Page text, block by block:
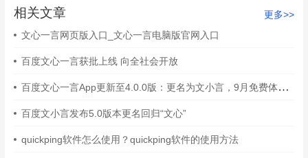
相关文章
更多>>
文心一言网页版入口_文心一言电脑版官网入口
百度文心一言获批上线 向全社会开放
百度文心一言App更新至4.0.0版：更名为文小言，9月免费体验文心4.0大模型
百度文小言发布5.0版本更名回归“文心”
quickping软件怎么使用？quickping软件的使用方法